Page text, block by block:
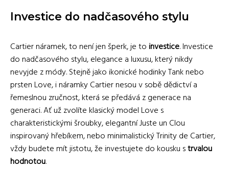
Investice do nadčasového stylu
Cartier náramek, to není jen šperk, je toinvestice. Investice
do nadčasového stylu, elegance a luxusu, který nikdy
nevyjde z módy. Stejně jako ikonické hodinky Tank nebo
prsten Love, i náramky Cartier nesou v sobě dědictví a
řemeslnou zručnost, která se předává z generace na
generaci. Ať už zvolíte klasický model Love s
charakteristickými šroubky, elegantní Juste un Clou
inspirovaný hřebíkem, nebo minimalistický Trinity de Cartier,
vždy budete mít jistotu, že investujete do kousku strvalou
hodnotou.